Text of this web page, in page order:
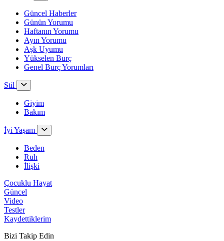
Güncel Haberler
Günün Yorumu
Haftanın Yorumu
Ayın Yorumu
Aşk Uyumu
Yükselen Burç
Genel Burç Yorumları
Stil
Giyim
Bakım
İyi Yaşam
Beden
Ruh
İlişki
Çocuklu Hayat
Güncel
Video
Testler
Kaydettiklerim
Bizi Takip Edin